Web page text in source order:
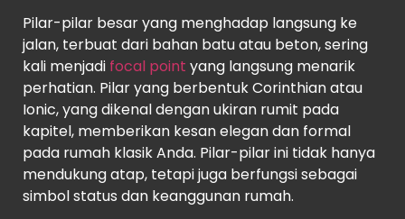
Pilar-pilar besar yang menghadap langsung ke
jalan, terbuat dari bahan batu atau beton, sering
kali menjadi focal point yang langsung menarik
perhatian. Pilar yang berbentuk Corinthian atau
Ionic, yang dikenal dengan ukiran rumit pada
kapitel, memberikan kesan elegan dan formal
pada rumah klasik Anda. Pilar-pilar ini tidak hanya
mendukung atap, tetapi juga berfungsi sebagai
simbol status dan keanggunan rumah.